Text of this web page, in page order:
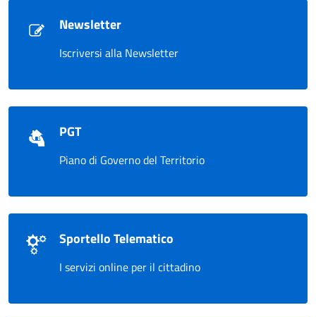
Newsletter
Iscriversi alla Newsletter
PGT
Piano di Governo del Territorio
Sportello Telematico
I servizi online per il cittadino